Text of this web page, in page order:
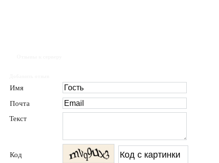
Имя
Почта
Текст
Код